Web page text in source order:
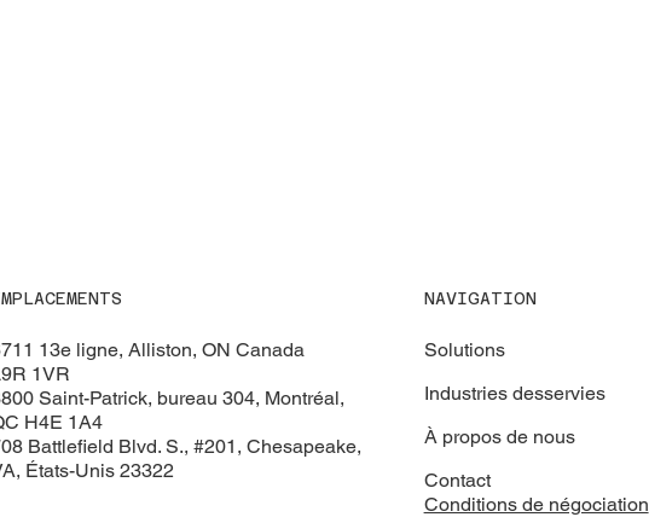
13e ligne, Alliston, ON Canada
1VR
Saint-Patrick, bureau 304, Montréal,
H4E 1A4
Battlefield Blvd. S., #201, Chesapeake,
États-Unis 23322
NAVIGATION
Solutions
Industries desservies
À propos de nous
Contact
Conditions de négociation